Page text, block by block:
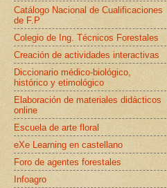
Catálogo Nacional de Cualificaciones
de F.P
Colegio de Ing. Técnicos Forestales
Creación de actividades interactivas
Diccionario médico-biológico,
histórico y etimológico
Elaboración de materiales didácticos
online
Escuela de arte floral
eXe Learning en castellano
Foro de agentes forestales
Infoagro